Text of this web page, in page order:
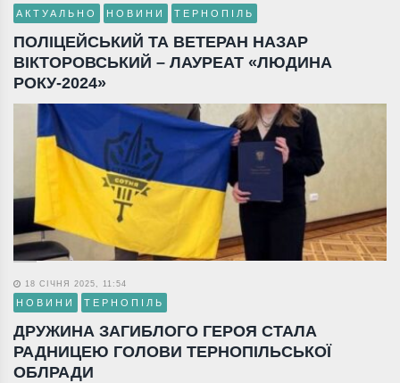
АКТУАЛЬНО НОВИНИ ТЕРНОПІЛЬ
ПОЛІЦЕЙСЬКИЙ ТА ВЕТЕРАН НАЗАР
ВІКТОРОВСЬКИЙ – ЛАУРЕАТ «ЛЮДИНА
РОКУ-2024»
18 СІЧНЯ 2025, 11:54
НОВИНИ ТЕРНОПІЛЬ
ДРУЖИНА ЗАГИБЛОГО ГЕРОЯ СТАЛА
РАДНИЦЕЮ ГОЛОВИ ТЕРНОПІЛЬСЬКОЇ
ОБЛРАДИ